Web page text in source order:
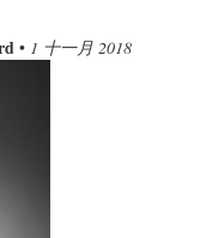
• 1 十一月 2018